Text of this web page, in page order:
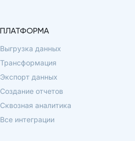
ПЛАТФОРМА
Выгрузка данных
Трансформация
Экспорт данных
Создание отчетов
Сквозная аналитика
Все интеграции